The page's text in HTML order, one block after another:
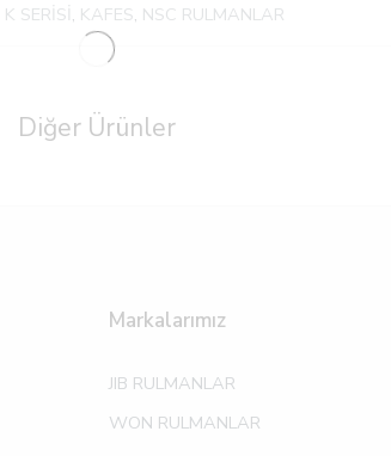
K SERİSİ , KAFES, NSC RULMANLAR
Diğer Ürünler
Markalarımız
JIB RULMANLAR
WON RULMANLAR